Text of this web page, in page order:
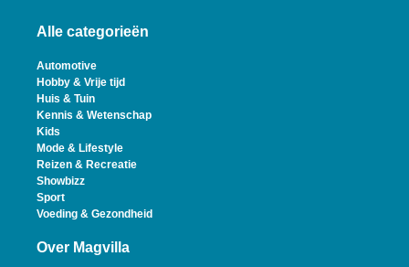
Alle categorieën
Automotive
Hobby & Vrije tijd
Huis & Tuin
Kennis & Wetenschap
Kids
Mode & Lifestyle
Reizen & Recreatie
Showbizz
Sport
Voeding & Gezondheid
Over Magvilla